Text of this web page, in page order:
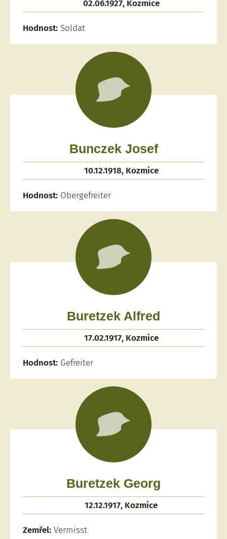
02.06.1927, Kozmice
Hodnost: Soldat
Bunczek Josef
10.12.1918, Kozmice
Hodnost: Obergefreiter
Buretzek Alfred
17.02.1917, Kozmice
Hodnost: Gefreiter
Buretzek Georg
12.12.1917, Kozmice
Zemřel: Vermisst